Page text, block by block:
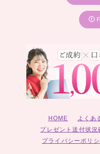
HOME よくあ
プレゼント送付状況
プライバシーポリ